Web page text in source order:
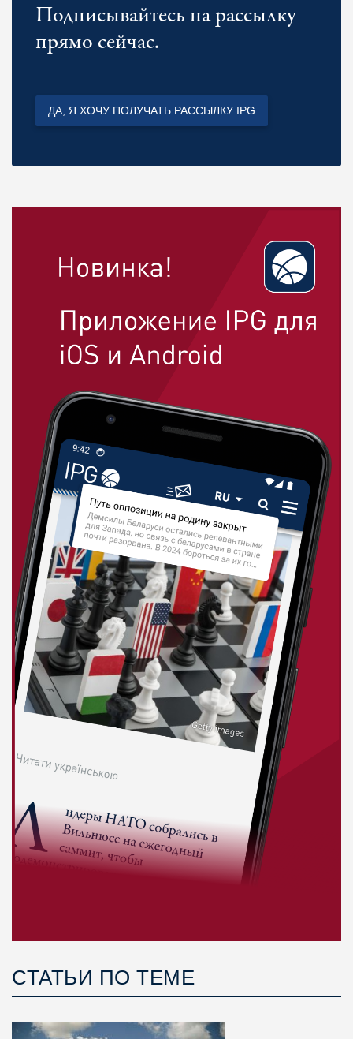
Подписывайтесь на рассылку
прямо сейчас.
ДА, Я ХОЧУ ПОЛУЧАТЬ РАССЫЛКУ IPG
СТАТЬИ ПО ТЕМЕ